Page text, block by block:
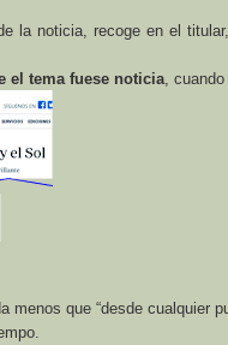
la noticia, recoge en el
el tema fuese noticia ,
que “desde cualquier